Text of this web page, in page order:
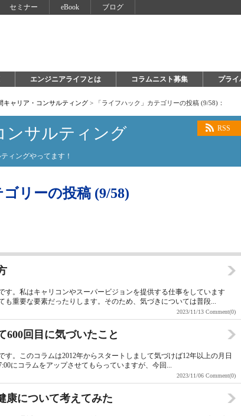
セミナー eBook ブログ
エンジニアライフとは コラムニスト募集 プラ
キャリア・コンサルティング > 「ライフハック」カテゴリーの投稿 (9/58)：
RSS
ンサルティング
ィングやってます！
リーの投稿 (9/58)
す。私はキャリコンやスーパービジョンを提供する仕事をしています
も重要な要素だったりします。そのため、気づきについては普段...
2023/11/13 Comment(0)
回目に気づいたこと
。このコラムは2012年からスタートしまして気づけば12年以上の月日
にコラムをアップさせてもらっていますが、今回...
2023/11/06 Comment(0)
について考えてみた